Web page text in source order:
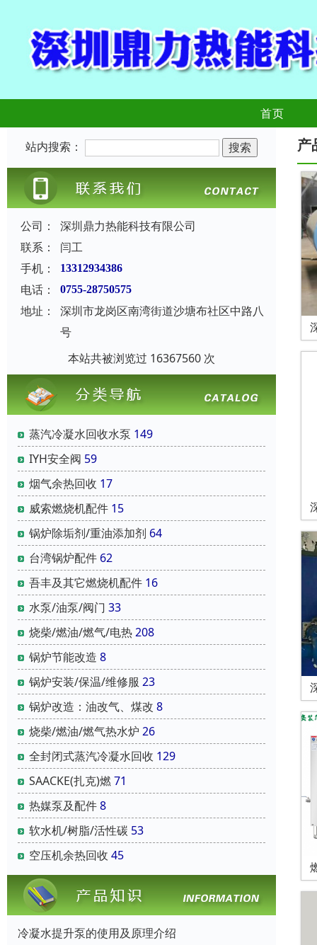
首页
站内搜索：
公司：
深圳鼎力热能科技有限公司
联系：
闫工
手机：
13312934386
电话： 0755-28750575
地址：
深圳市龙岗区南湾街道沙塘布社区中路八
号
本站共被浏览过 16367560 次
蒸汽冷凝水回收水泵 149
IYH安全阀 59
烟气余热回收 17
威索燃烧机配件 15
锅炉除垢剂/重油添加剂 64
台湾锅炉配件 62
吾丰及其它燃烧机配件 16
水泵/油泵/阀门 33
烧柴/燃油/燃气/电热208
锅炉节能改造 8
锅炉安装/保温/维修服 23
锅炉改造：油改气、煤改 8
烧柴/燃油/燃气热水炉 26
全封闭式蒸汽冷凝水回收 129
SAACKE(扎克)燃71
热媒泵及配件8
软水机/树脂/活性碳 53
空压机余热回收 45
冷凝水提升泵的使用及原理介绍
产